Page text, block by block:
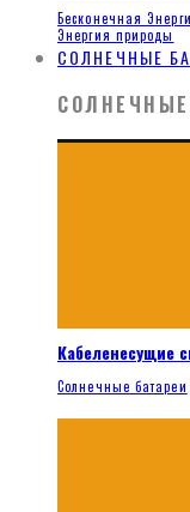
Бесконечная
Энергия природы
СОЛНЕЧНЫЕ
Кабеленесущие
Солнечные батареи